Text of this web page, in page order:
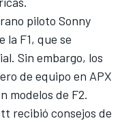
piloto Sonny
la F1, que se
Sin embargo, los
de equipo en APX
modelos de F2.
recibió consejos de